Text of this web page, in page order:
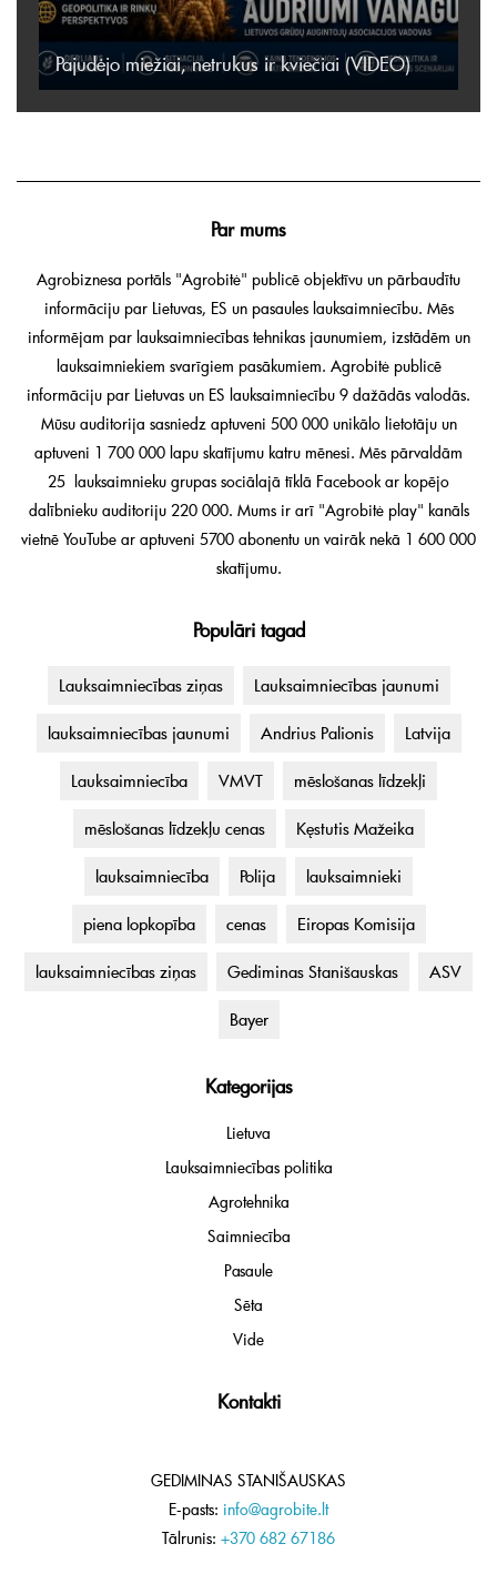
Pajudėjo miežiai, netrukus ir kviečiai (VIDEO)
Par mums
Agrobiznesa portāls "Agrobitė" publicē objektīvu un pārbaudītu
informāciju par Lietuvas, ES un pasaules lauksaimniecību. Mēs
informējam par lauksaimniecības tehnikas jaunumiem, izstādēm un
lauksaimniekiem svarīgiem pasākumiem. Agrobitė publicē
informāciju par Lietuvas un ES lauksaimniecību 9 dažādās valodās.
Mūsu auditorija sasniedz aptuveni 500 000 unikālo lietotāju un
aptuveni 1 700 000 lapu skatījumu katru mēnesi. Mēs pārvaldām
25 lauksaimnieku grupas sociālajā tīklā Facebook ar kopējo
dalībnieku auditoriju 220 000. Mums ir arī "Agrobitė play" kanāls
vietnē YouTube ar aptuveni 5700 abonentu un vairāk nekā 1 600 000
skatījumu.
Populāri tagad
Lauksaimniecības ziņas Lauksaimniecības jaunumi
lauksaimniecības jaunumi Andrius Palionis Latvija
Lauksaimniecība VMVT mēslošanas līdzekļi
mēslošanas līdzekļu cenas Kęstutis Mažeika
lauksaimniecība Polija lauksaimnieki
piena lopkopība cenas Eiropas Komisija
lauksaimniecības ziņas Gediminas Stanišauskas ASV
Bayer
Kategorijas
Lietuva
Lauksaimniecības politika
Agrotehnika
Saimniecība
Pasaule
Sēta
Vide
Kontakti
GEDIMINAS STANIŠAUSKAS
E-pasts: info@agrobite.lt
Tālrunis: +370 682 67186